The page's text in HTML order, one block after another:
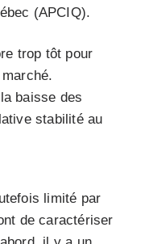
(APCIQ).
trop tôt pour
baisse des
stabilité au
limité par
de caractériser